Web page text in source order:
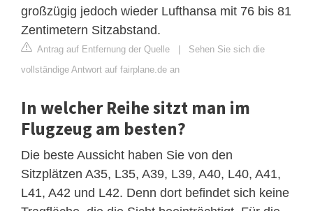
großzügig jedoch wieder Lufthansa mit 76 bis 81
Zentimetern Sitzabstand.
Antrag auf Entfernung der Quelle | Sehen Sie sich die
vollständige Antwort auf fairplane.de an
In welcher Reihe sitzt man im
Flugzeug am besten?
Die beste Aussicht haben Sie von den
Sitzplätzen A35, L35, A39, L39, A40, L40, A41,
L41, A42 und L42. Denn dort befindet sich keine